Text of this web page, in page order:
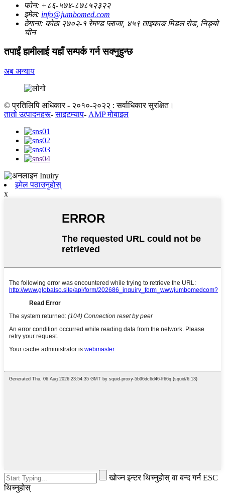
फोन: +८६-५७४-८७८५२३२२
इमेल: info@jumbomed.com
ठेगाना: कोठा २७०२-१ रेमण्ड प्लाजा, ४५९ ताइकाङ मिडल रोड, निङ्बो
चीन
तपाईं हामीलाई यहाँ सम्पर्क गर्न सक्नुहुन्छ
अब अन्याय
© प्रतिलिपि अधिकार - २०१०-२०२२ : सर्वाधिकार सुरक्षित।
तातो उत्पादनहरू-साइटम्याप- AMP मोबाइल
इमेल पठाउनुहोस्
x
खोज्न इन्टर थिच्नुहोस् वा बन्द गर्न ESC
थिच्नुहोस्